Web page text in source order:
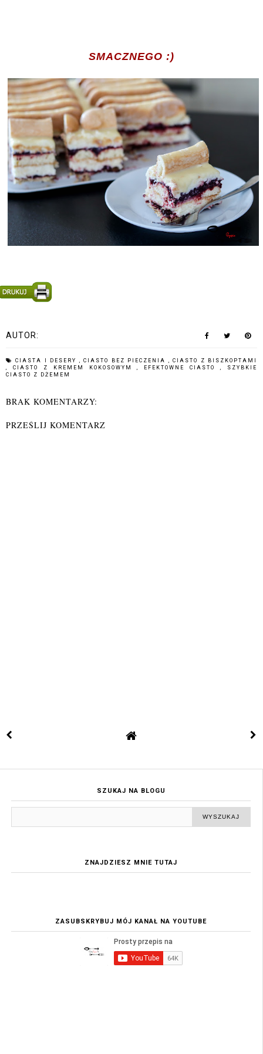
SMACZNEGO :)
AUTOR:
CIASTA I DESERY ,CIASTO BEZ PIECZENIA ,CIASTO Z BISZKOPTAMI
CIASTO Z KREMEM KOKOSOWYM EFEKTOWNE CIASTO
SZYBKIE
CIASTO Z DŻEMEM
BRAK KOMENTARZY:
PRZEŚLIJ KOMENTARZ
SZUKAJ NA BLOGU
ZNAJDZIESZ MNIE TUTAJ
ZASUBSKRYBUJ MÓJ KANAŁ NA YOUTUBE